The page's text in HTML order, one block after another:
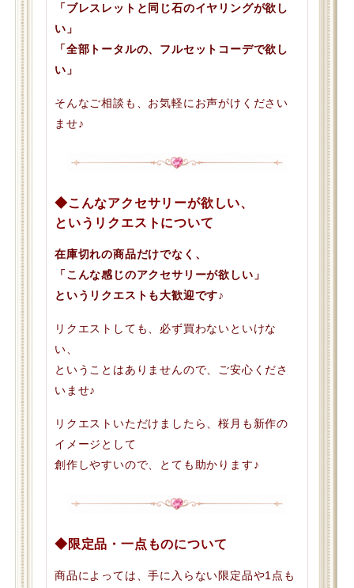
「ブレスレットと同じ石のイヤリングが欲し
い」
「全部トータルの、フルセットコーデで欲し
い」
そんなご相談も、お気軽にお声がけください
ませ♪
◆こんなアクセサリーが欲しい、
というリクエストについて
在庫切れの商品だけでなく、
「こんな感じのアクセサリーが欲しい」
というリクエストも大歓迎です♪
リクエストしても、必ず買わないといけな
い、
ということはありませんので、ご安心くださ
いませ♪
リクエストいただけましたら、桜月も新作の
イメージとして
創作しやすいので、とても助かります♪
◆限定品・一点ものについて
商品によっては、手に入らない限定品や1点も